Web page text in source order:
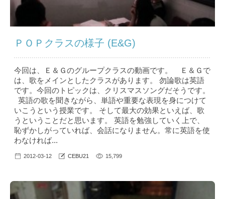
ＰＯＰクラスの様子 (E&G)
今回は、Ｅ＆Ｇのグループクラスの動画です。 Ｅ＆Ｇで
は、歌をメインとしたクラスがあります。 勿論歌は英語
です。今回のトピックは、クリスマスソングだそうです。
英語の歌を聞きながら、単語や重要な表現を身につけて
いこうという授業です。 そして最大の効果といえば、歌
うということだと思います。 英語を勉強していく上で、
恥ずかしがっていれば、会話になりません。常に英語を使
わなければ...
2012-03-12 CEBU21 15,799